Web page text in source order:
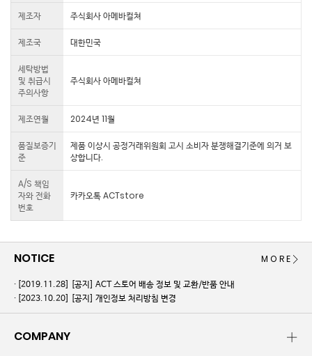
제조자 주식회사 아메바컬쳐
제조국 대한민국
세탁방법
및 취급시
주의사항
주식회사 아메바컬쳐
제조연월 2024년 11월
품질보증기
준
제품 이상시 공정거래위원회 고시 소비자 분쟁해결기준에 의거 보
상합니다.
A/S 책임
자와 전화
번호
카카오톡 ACTstore
NOTICE
[2019.11.28]
[공지] ACT 스토어 배송 정보 및 교환/반품 안내
[2023.10.20]
[공지] 개인정보 처리방침 변경
MORE
COMPANY